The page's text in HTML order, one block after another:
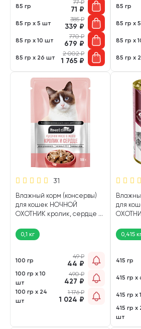
85 гр
77₽
71 ₽
85 гр х 5 шт
385₽
339 ₽
85 гр х 10 шт
770₽
679 ₽
85 гр х 26 шт
2 002₽
1 765 ₽
85 гр
85 гр х
85 гр х
85 гр х
31
Влажный корм (консервы)
для кошек НОЧНОЙ
ОХОТНИК кролик, сердце в
0,1 кг
100 гр
49₽
44 ₽
100 гр х 10
шт
490₽
427 ₽
100 гр х 24
шт
1 176₽
1 024 ₽
для
0,415
415 гр
415 гр
415 гр х
415 гр х
шт